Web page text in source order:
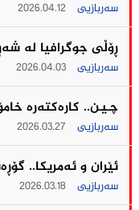
سەربازیی 2026.04.12
ڕۆڵی جوگرافیا لە
سەربازیی 2026.04.03
چـیـن.. كاره‌كته‌ره‌
سەربازیی 2026.03.27
ئێران و ئه‌مریكا..
سەربازیی 2026.03.18